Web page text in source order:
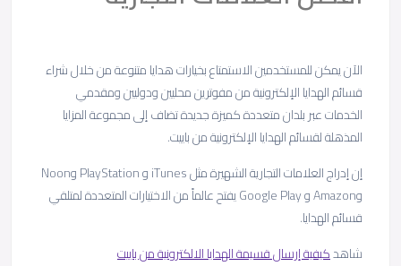
الآن يمكن للمستخدمين الاستمتاع بخيارات هدايا متنوعة من خلال شراء
قسائم الهدايا الإلكترونية من مفوترين محليين ودوليين ومقدمي
الخدمات عبر بلدان متعددة كميزة جديدة تضاف إلى مجموعة المزايا
المذهلة لقسائم الهدايا الإلكترونية من باييت.
إن إدراج العلامات التجارية الشهيرة مثل iTunes و PlayStation وNoon
وAmazon و Google Play يفتح عالماً من الاختيارات المتعددة لمتلقي
قسائم الهدايا.
شاهدكيفية إرسال قسيمة الهدايا الالكترونية من باييت